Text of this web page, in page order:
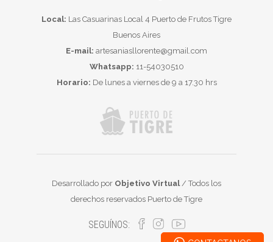
Local: Las Casuarinas Local 4 Puerto de Frutos Tigre
Buenos Aires
E-mail: artesaniasllorente@gmail.com
Whatsapp: 11-54030510
Horario: De lunes a viernes de 9 a 17.30 hrs
Desarrollado por Objetivo Virtual/ Todos los
derechos reservados Puerto de Tigre
SEGUÍNOS: